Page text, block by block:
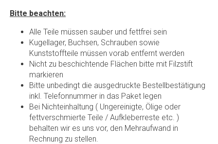
Bitte beachten:
Alle Teile müssen sauber und fettfrei sein
Kugellager, Buchsen, Schrauben sowie
Kunststoffteile müssen vorab entfernt werden
Nicht zu beschichtende Flächen bitte mit Filzstift
markieren
Bitte unbedingt die ausgedruckte Bestellbestätigung
inkl. Telefonnummer in das Paket legen
Bei Nichteinhaltung ( Ungereinigte, Ölige oder
fettverschmierte Teile / Aufkleberreste etc. )
behalten wir es uns vor, den Mehraufwand in
Rechnung zu stellen.